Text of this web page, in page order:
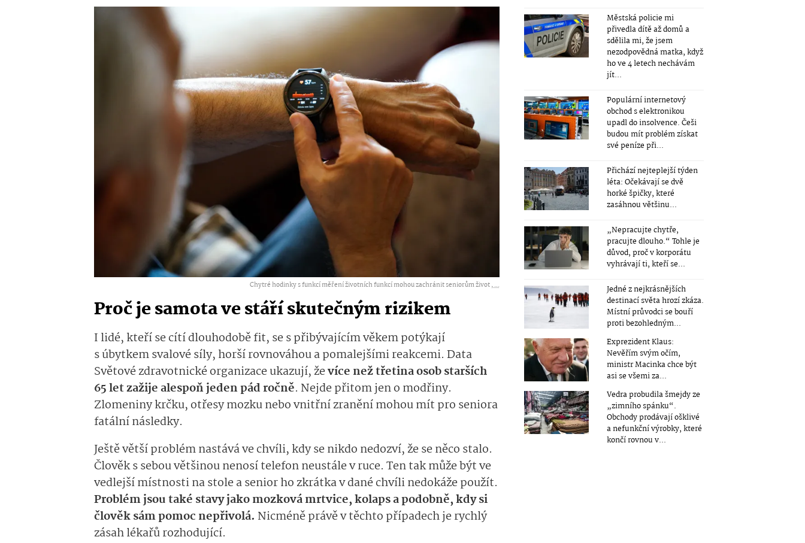
Chytré hodinky s funkcí měření životních funkcí mohou zachránit seniorům život ,...
Proč je samota ve stáří skutečným rizikem
I lidé, kteří se cítí dlouhodobě fit, se s přibývajícím věkem potýkají
s úbytkem svalové síly, horší rovnováhou a pomalejšími reakcemi. Data
Světové zdravotnické organizace ukazují, ževíce než třetina osob starších
65 let zažije alespoň jeden pád ročně. Nejde přitom jen o modřiny.
Zlomeniny krčku, otřesy mozku nebo vnitřní zranění mohou mít pro seniora
fatální následky.
Ještě větší problém nastává ve chvíli, kdy se nikdo nedozví, že se něco stalo.
Člověk s sebou většinou nenosí telefon neustále v ruce. Ten tak může být ve
vedlejší místnosti na stole a senior ho zkrátka v dané chvíli nedokáže použít.
Problém jsou také stavy jako mozková mrtvice, kolaps a podobně, kdy si
člověk sám pomoc nepřivolá. Nicméně právě v těchto případech je rychlý
zásah lékařů rozhodující.
Městská policie mi
přivedla dítě až domů a
sdělila mi, že jsem
nezodpovědná matka, když
ho ve 4 letech nechávám
jít...
Populární internetový
obchod s elektronikou
upadl do insolvence. Češi
budou mít problém získat
své peníze při...
Přichází nejteplejší týden
léta: Očekávají se dvě
horké špičky, které
zasáhnou většinu...
„Nepracujte chytře,
pracujte dlouho.“ Tohle je
důvod, proč v korporátu
vyhrávají ti, kteří se...
Jedné z nejkrásnějších
destinací světa hrozí zkáza.
Místní průvodci se bouří
proti bezohledným...
Exprezident Klaus:
Nevěřím svým očím,
ministr Macinka chce být
asi se všemi za...
Vedra probudila šmejdy ze
„zimního spánku“.
Obchody prodávají ošklivé
a nefunkční výrobky, které
končí rovnou v...